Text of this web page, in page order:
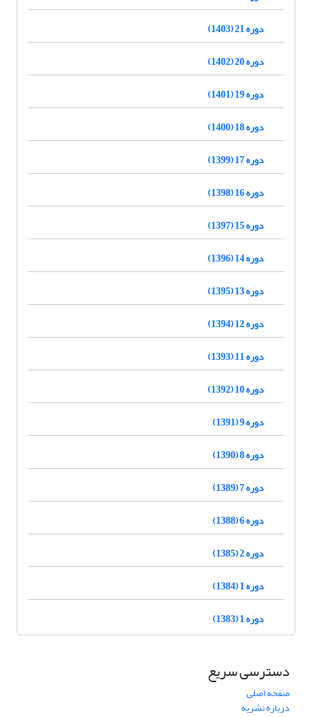
دوره 21 (1403)
دوره 20 (1402)
دوره 19 (1401)
دوره 18 (1400)
دوره 17 (1399)
دوره 16 (1398)
دوره 15 (1397)
دوره 14 (1396)
دوره 13 (1395)
دوره 12 (1394)
دوره 11 (1393)
دوره 10 (1392)
دوره 9 (1391)
دوره 8 (1390)
دوره 7 (1389)
دوره 6 (1388)
دوره 2 (1385)
دوره 1 (1384)
دوره 1 (1383)
دسترسی سریع
صفحه اصلی
درباره نشریه